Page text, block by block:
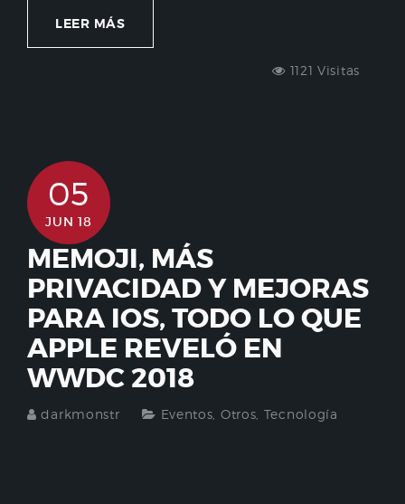
LEER MÁS
1121 Visitas
05
JUN 18
MEMOJI, MÁS
PRIVACIDAD Y MEJORAS
PARA IOS, TODO LO QUE
APPLE REVELÓ EN
WWDC 2018
darkmonstr Eventos Otros Tecnología